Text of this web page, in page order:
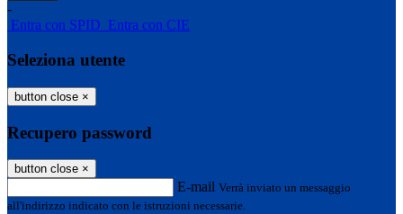
-
Entra con SPID Entra con CIE
Seleziona utente
button close ×
Recupero password
button close ×
E-mail Verrà inviato un messaggio
all'indirizzo indicato con le istruzioni necessarie.